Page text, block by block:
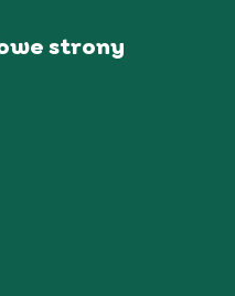
strony